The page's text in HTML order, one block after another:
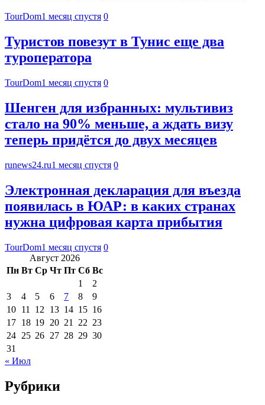
TourDom1 месяц спустя 0
Туристов повезут в Тунис еще два
туроператора
TourDom1 месяц спустя 0
Шенген для избранных: мультивиз
стало на 90% меньше, а ждать визу
теперь придётся до двух месяцев
runews24.ru1 месяц спустя 0
Электронная декларация для въезда
появилась в ЮАР: в каких странах
нужна цифровая карта прибытия
TourDom1 месяц спустя 0
Август 2026
Пн Вт Ср Чт Пт Сб Вс
1
2
3
4 5 6 7 8
9
10 11 12 13 14 15 16
17 18 19 20 21 22 23
24 25 26 27 28 29 30
31
« Июл
Рубрики